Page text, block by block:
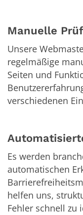
Manuelle
Unsere
regelmäßige
Seiten und
verschiedenen
Es werden
automatischen
helfen uns,
Fehler schnell zu